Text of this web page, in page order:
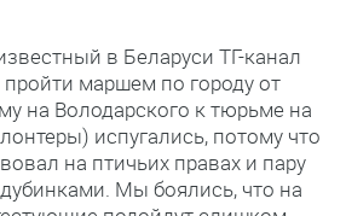
в Беларуси ТГ-канал
маршем по городу от
на Володарского к тюрьме на
испугались, потому что
на птичьих правах и пару
Мы боялись, что на